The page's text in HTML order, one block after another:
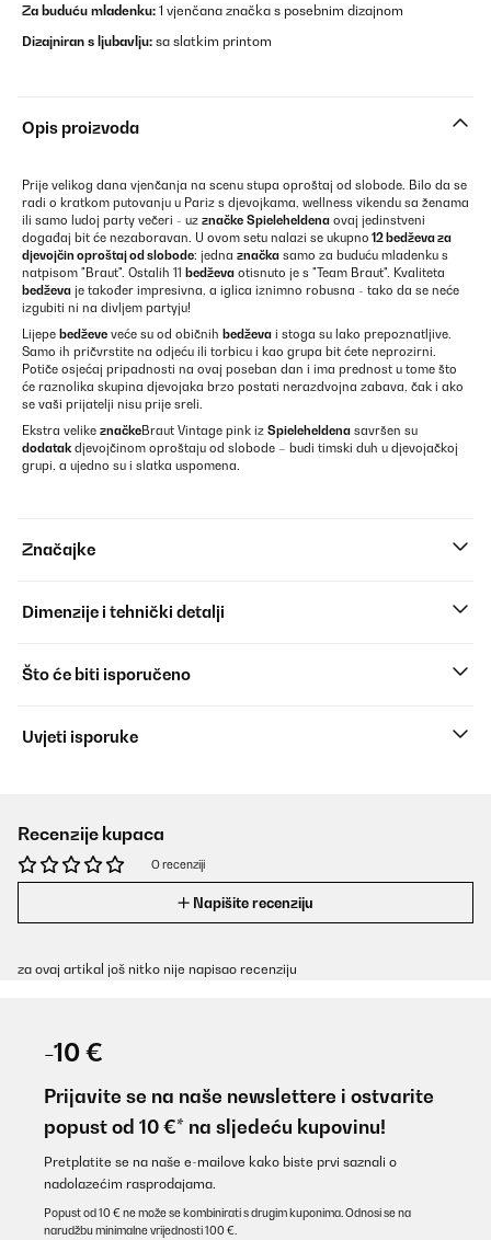
Za buduću mladenku: 1 vjenčana značka s posebnim dizajnom
Dizajniran s ljubavlju: sa slatkim printom
Opis proizvoda
Prije velikog dana vjenčanja na scenu stupa oproštaj od slobode. Bilo da se
radi o kratkom putovanju u Pariz s djevojkama, wellness vikendu sa ženama
ili samo ludoj party večeri - uz značke Spieleheldena ovaj jedinstveni
događaj bit će nezaboravan. U ovom setu nalazi se ukupno 12 bedževa za
djevojčin oproštaj od slobode: jedna značka samo za buduću mladenku s
natpisom "Braut". Ostalih 11 bedževa otisnuto je s "Team Braut". Kvaliteta
bedževa je također impresivna, a iglica iznimno robusna - tako da se neće
izgubiti ni na divljem partyju!
Lijepe bedževe veće su od običnih bedževa i stoga su lako prepoznatljive.
Samo ih pričvrstite na odjeću ili torbicu i kao grupa bit ćete neprozirni.
Potiče osjećaj pripadnosti na ovaj poseban dan i ima prednost u tome što
će raznolika skupina djevojaka brzo postati nerazdvojna zabava, čak i ako
se vaši prijatelji nisu prije sreli.
Ekstra velike značkeBraut Vintage pink iz Spieleheldena savršen su
dodatakdjevojčinom oproštaju od slobode – budi timski duh u djevojačkoj
grupi, a ujedno su i slatka uspomena.
Značajke
Dimenzije i tehnički detalji
Što će biti isporučeno
Uvjeti isporuke
Recenzije kupaca
O recenziji
Napišite recenziju
za ovaj artikal još nitko nije napisao recenziju
-10 €
Prijavite se na naše newslettere i ostvarite
popust od 10 €* na sljedeću kupovinu!
Pretplatite se na naše e-mailove kako biste prvi saznali o
nadolazećim rasprodajama.
Popust od 10 € ne može se kombinirati s drugim kuponima. Odnosi se na
narudžbu minimalne vrijednosti 100 €.